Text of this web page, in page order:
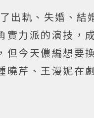
出軌、失婚、結
力派的演技，
今天儂編想要
芹、王漫妮在